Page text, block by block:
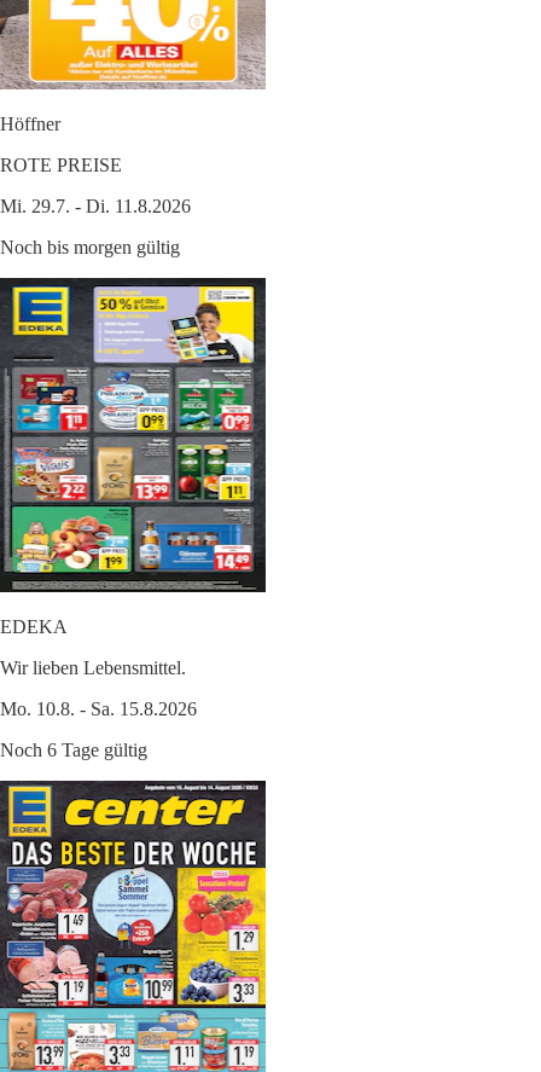
Höffner
ROTE PREISE
Mi. 29.7. - Di. 11.8.2026
Noch bis morgen gültig
EDEKA
Wir lieben Lebensmittel.
Mo. 10.8. - Sa. 15.8.2026
Noch 6 Tage gültig